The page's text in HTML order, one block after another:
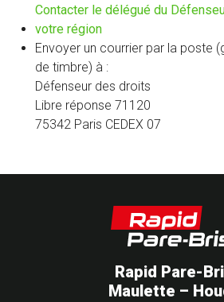
Contacter le délégué du
votre région(nouvelle
fenêtre)
Envoyer un courrier par la poste
de timbre) à :
Défenseur des droits
Libre réponse 71120
75342 Paris CEDEX 07
Rapid Pare-
Maulette –